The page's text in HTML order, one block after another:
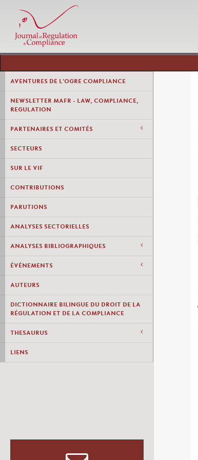
AVENTURES DE L'OGRE COMPLIANCE
NEWSLETTER MAFR - LAW, COMPLIANCE,
REGULATION
PARTENAIRES ET COMITÉS
SECTEURS
SUR LE VIF
CONTRIBUTIONS
PARUTIONS
ANALYSES SECTORIELLES
ANALYSES BIBLIOGRAPHIQUES
ÉVÉNEMENTS
AUTEURS
DICTIONNAIRE BILINGUE DU DROIT DE LA
RÉGULATION ET DE LA COMPLIANCE
THESAURUS
LIENS